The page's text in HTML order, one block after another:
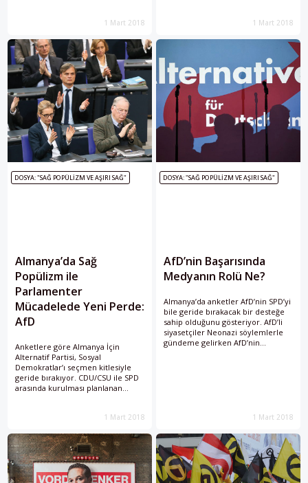
1 Mart 2018 1 Mart 2018
DOSYA: "SAĞ POPÜLIZM VE AŞIRI SAĞ"
Almanya’da Sağ
Popülizm ile
Parlamenter
Mücadelede Yeni Perde:
AfD
Anketlere göre Almanya İçin
Alternatif Partisi, Sosyal
Demokratlar’ı seçmen kitlesiyle
geride bırakıyor. CDU/CSU ile SPD
arasında kurulması planlanan
parti gerçekten de yalnızca1 Mart 2018
DOSYA: "SAĞ POPÜLIZM VE AŞIRI SAĞ"
AfD’nin Başarısında
Medyanın Rolü Ne?
Almanya’da anketler AfD’nin SPD’yi
bile geride bırakacak bir desteğe
sahip olduğunu gösteriyor. AfD’li
siyasetçiler Neonazi söylemlerle
gündeme gelirken AfD’nin
1 Mart 2018